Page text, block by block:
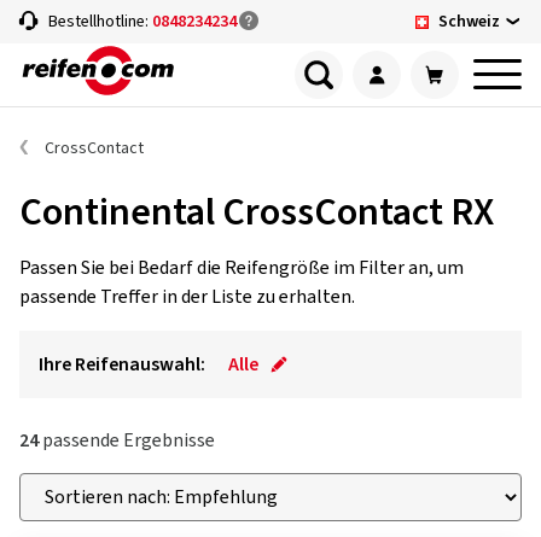
Bestellhotline: 0848234234 Schweiz
CrossContact
Continental CrossContact RX
Passen Sie bei Bedarf die Reifengröße im Filter an, um
passende Treffer in der Liste zu erhalten.
Ihre Reifenauswahl: Alle
24passende Ergebnisse